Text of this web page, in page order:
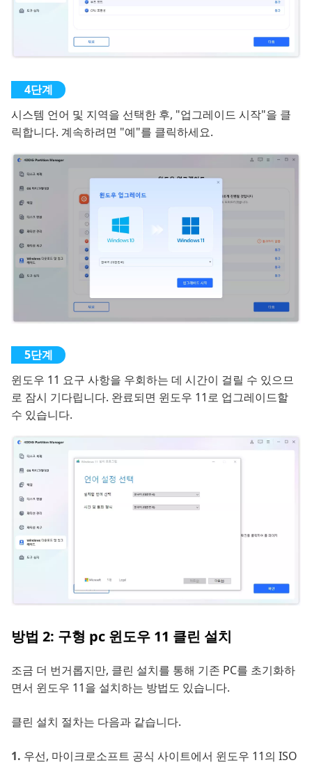
시스템 언어 및 지역을 선택한 후, "업그레이드 시작"을 클
릭합니다. 계속하려면 "예"를 클릭하세요.
윈도우 11 요구 사항을 우회하는 데 시간이 걸릴 수 있으므
로 잠시 기다립니다. 완료되면 윈도우 11로 업그레이드할
수 있습니다.
방법 2: 구형 pc 윈도우 11 클린 설치
조금 더 번거롭지만, 클린 설치를 통해 기존 PC를 초기화하
면서 윈도우 11을 설치하는 방법도 있습니다.
클린 설치 절차는 다음과 같습니다.
우선, 마이크로소프트 공식 사이트에서 윈도우 11의 ISO